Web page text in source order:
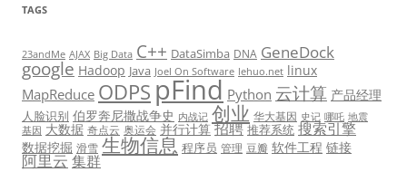
TAGS
23andMe AJAX Big Data C++ DataSimba DNA GeneDock
google Hadoop Java Joel On Software lehuo.net linux
MapReduce ODPS pFind Python 云计算 产品经理
人脸识别 伯罗奔尼撒战争史 内战记 创业 华大基因 史记 哪吒 地震
基因 大数据 奇点云 奥运会 并行计算 招聘 推荐系统 搜索引擎
数据挖掘 滑雪 生物信息 程序员 管理 豆瓣 软件工程 链接
阿里云集群